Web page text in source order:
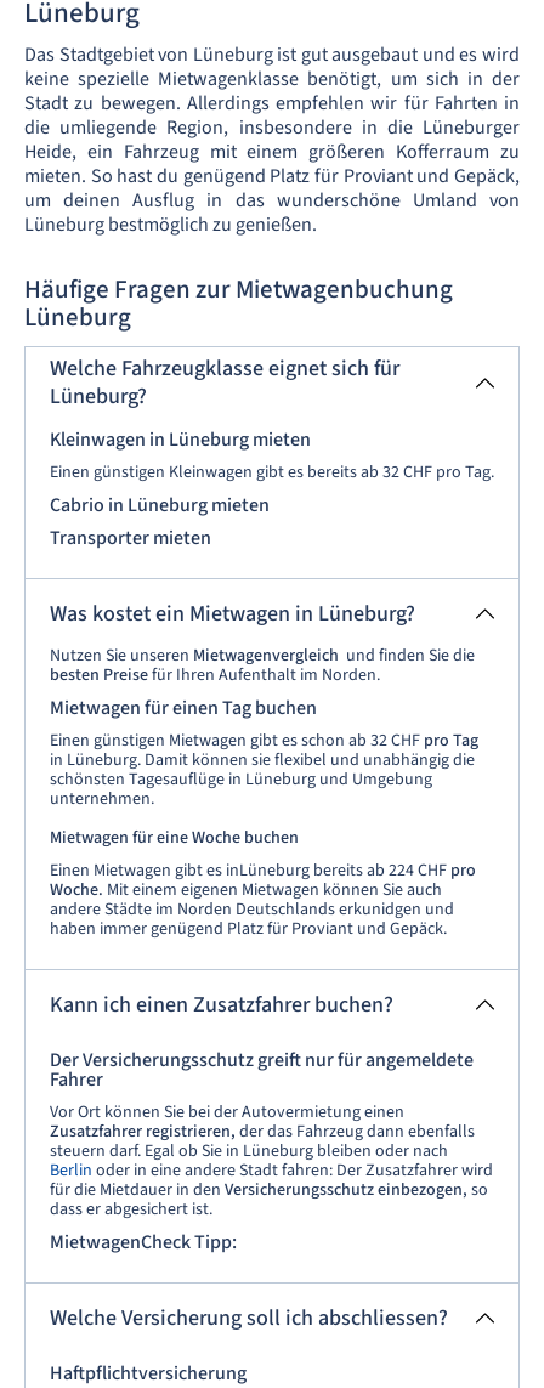
Lüneburg
Das Stadtgebiet von Lüneburg ist gut ausgebaut und es wird
keine spezielle Mietwagenklasse benötigt, um sich in der
Stadt zu bewegen. Allerdings empfehlen wir für Fahrten in
die umliegende Region, insbesondere in die Lüneburger
Heide, ein Fahrzeug mit einem größeren Kofferraum zu
mieten. So hast du genügend Platz für Proviant und Gepäck,
um deinen Ausflug in das wunderschöne Umland von
Lüneburg bestmöglich zu genießen.
Häufige Fragen zur Mietwagenbuchung
Lüneburg
Welche Fahrzeugklasse eignet sich für
Lüneburg?
Kleinwagen in Lüneburg mieten
Einen günstigen Kleinwagen gibt es bereits ab 32 CHF pro Tag.
Cabrio in Lüneburg mieten
Transporter mieten
Was kostet ein Mietwagen in Lüneburg?
Nutzen Sie unseren Mietwagenvergleich und finden Sie die
besten Preisefür Ihren Aufenthalt im Norden.
Mietwagen für einen Tag buchen
Einen günstigen Mietwagen gibt es schon ab 32 CHF pro Tag
in Lüneburg. Damit können sie flexibel und unabhängig die
schönsten Tagesauflüge in Lüneburg und Umgebung
unternehmen.
Mietwagen für eine Woche buchen
Einen Mietwagen gibt es inLüneburg bereits ab 224 CHF pro
Woche. Mit einem eigenen Mietwagen können Sie auch
andere Städte im Norden Deutschlands erkunidgen und
haben immer genügend Platz für Proviant und Gepäck.
Kann ich einen Zusatzfahrer buchen?
Der Versicherungsschutz greift nur für angemeldete
Fahrer
VorOrt können Sie bei der Autovermietung einen
Zusatzfahrer registrieren, der das Fahrzeug dann ebenfalls
steuern darf. Egal ob Sie in Lüneburg bleiben oder nach
Berlin oder in eine andere Stadt fahren: Der Zusatzfahrer wird
für die Mietdauer in den Versicherungsschutz einbezogen, so
dass er abgesichert ist.
MietwagenCheck Tipp:
Welche Versicherung soll ich abschliessen?
Haftpflichtversicherung